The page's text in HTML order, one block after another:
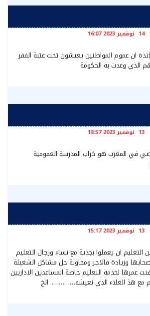
14 نوفمبر 2023 16:07
ان عموم المواطنين يعيشون تحت عتبة الفقر
13 نوفمبر 2023 18:57
في المغرب هو خراب المدرسة العمومية
13 نوفمبر 2023 15:17
ان يعملوا بجدية مع نساء ورجال التعليم
وزيادة فالاجر ومحاولة حل مشاكل الشغيلة
عمرها لخدمة التعليم خاصة المساعدين الاداريين